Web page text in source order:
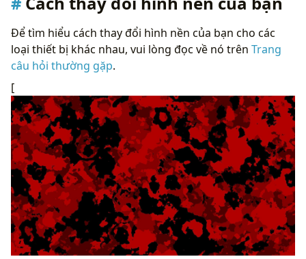
Để tìm hiểu cách thay đổi hình nền của bạn cho các
loại thiết bị khác nhau, vui lòng đọc về nó trên Trang
câu hỏi thường gặp.
[